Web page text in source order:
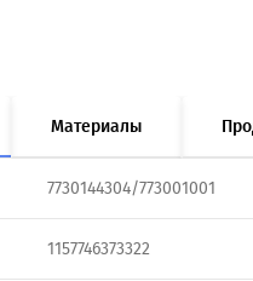
Материалы
7730144304/773001001
1157746373322